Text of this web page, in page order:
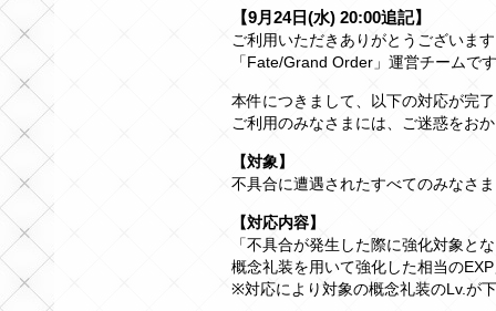
【9月24日(水) 20:00追記】
ご利用いただきありがとうございま
「Fate/Grand Order」運営チームで
本件につきまして、以下の対応が完
ご利用のみなさまには、ご迷惑をお
【対象】
不具合に遭遇されたすべてのみなさま
【対応内容】
「不具合が発生した際に強化対象と
概念礼装を用いて強化した相当の
※対応により対象の概念礼装のLv.が